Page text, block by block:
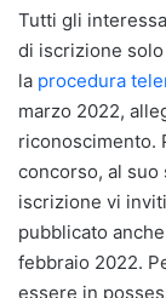
Tutti gli
di iscrizione
la procedura
marzo 2022,
riconoscimento.
concorso, al suo
iscrizione vi
pubblicato
febbraio 2022.
essere in